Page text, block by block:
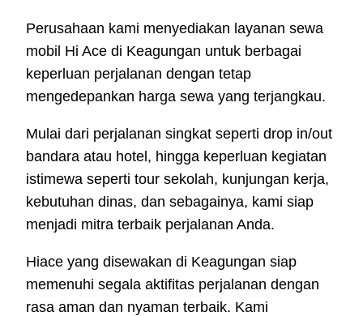
Perusahaan kami menyediakan layanan sewa
mobil Hi Ace di Keagungan untuk berbagai
keperluan perjalanan dengan tetap
mengedepankan harga sewa yang terjangkau.
Mulai dari perjalanan singkat seperti drop in/out
bandara atau hotel, hingga keperluan kegiatan
istimewa seperti tour sekolah, kunjungan kerja,
kebutuhan dinas, dan sebagainya, kami siap
menjadi mitra terbaik perjalanan Anda.
Hiace yang disewakan di Keagungan siap
memenuhi segala aktifitas perjalanan dengan
rasa aman dan nyaman terbaik. Kami